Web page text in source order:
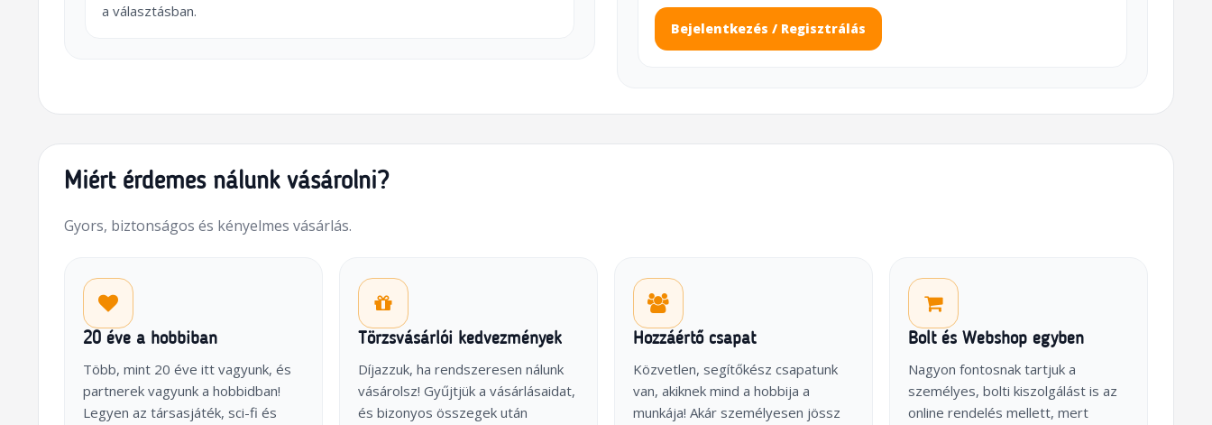
a választásban.
Bejelentkezés / Regisztrálás
Miért érdemes nálunk vásárolni?
Gyors, biztonságos és kényelmes vásárlás.
20 éve a hobbiban
Több, mint 20 éve itt vagyunk, és
partnerek vagyunk a hobbidban!
Legyen az társasjáték, sci-fi és
Törzsvásárlói kedvezmények
Díjazzuk, ha rendszeresen nálunk
vásárolsz! Gyűjtjük a vásárlásaidat,
és bizonyos összegek után
Hozzáértő csapat
Közvetlen, segítőkész csapatunk
van, akiknek mind a hobbija a
munkája! Akár személyesen jössz
Bolt és Webshop egyben
Nagyon fontosnak tartjuk a
személyes, bolti kiszolgálást is az
online rendelés mellett, mert